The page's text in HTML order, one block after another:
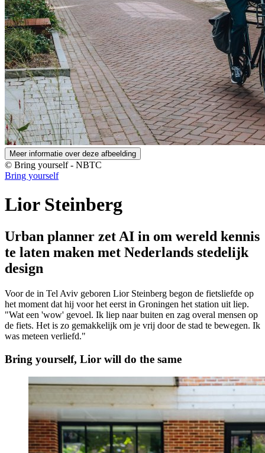
Meer informatie over deze afbeelding
© Bring yourself - NBTC
Bring yourself
Lior Steinberg
Urban planner zet AI in om wereld kennis
te laten maken met Nederlands stedelijk
design
Voor de in Tel Aviv geboren Lior Steinberg begon de fietsliefde op
het moment dat hij voor het eerst in Groningen het station uit liep.
"Wat een 'wow' gevoel. Ik liep naar buiten en zag overal mensen op
de fiets. Het is zo gemakkelijk om je vrij door de stad te bewegen. Ik
was meteen verliefd."
Bring yourself, Lior will do the same